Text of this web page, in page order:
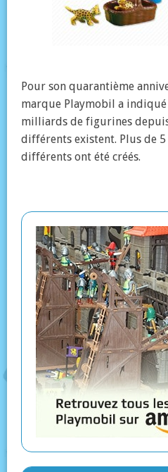
Pour son quarantième
marque Playmobil a indiqué
milliards de figurines
différents existent. Plus de 5
différents ont été créés.